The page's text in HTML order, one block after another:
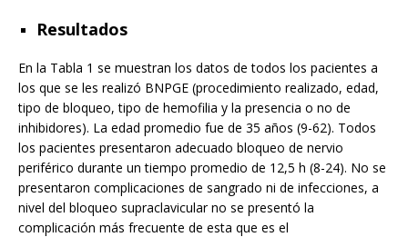
Resultados
En la Tabla 1 se muestran los datos de todos los pacientes a
los que se les realizó BNPGE (procedimiento realizado, edad,
tipo de bloqueo, tipo de hemofilia y la presencia o no de
inhibidores). La edad promedio fue de 35 años (9-62). Todos
los pacientes presentaron adecuado bloqueo de nervio
periférico durante un tiempo promedio de 12,5 h (8-24). No se
presentaron complicaciones de sangrado ni de infecciones, a
nivel del bloqueo supraclavicular no se presentó la
complicación más frecuente de esta que es el